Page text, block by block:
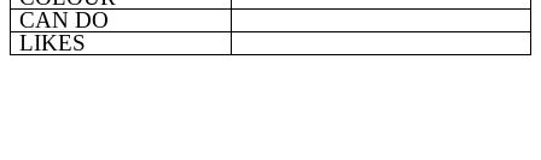
CAN DO
LIKES